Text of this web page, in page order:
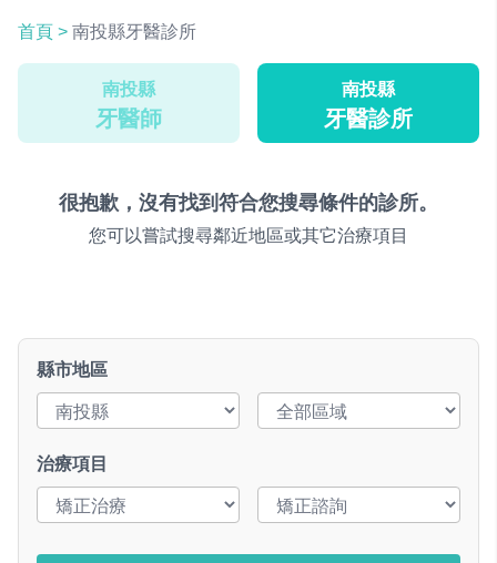
首頁 > 南投縣牙醫診所
南投縣
牙醫師
南投縣
牙醫診所
很抱歉，沒有找到符合您搜尋條件的診所。
您可以嘗試搜尋鄰近地區或其它治療項目
縣市地區
治療項目